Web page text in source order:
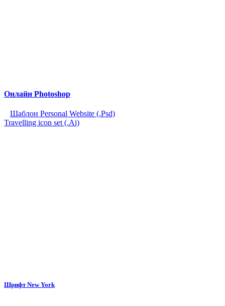
Онлайн Photoshop
Шаблон Personal Website (.Psd)
Travelling icon set (.Ai)
Шрифт New York